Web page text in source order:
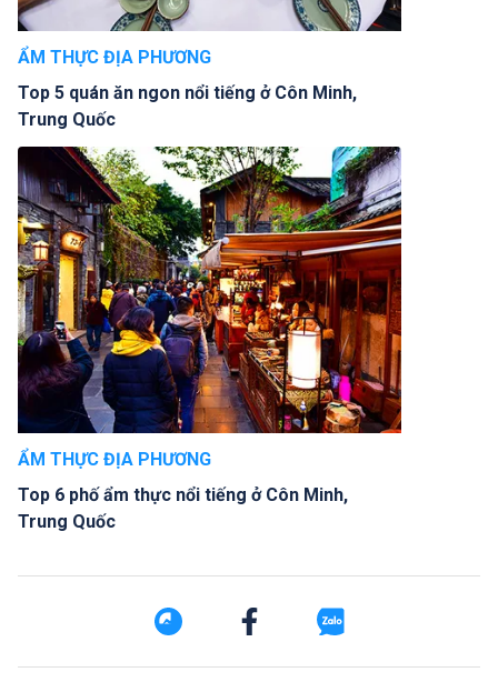
ẨM THỰC ĐỊA PHƯƠNG
Top 5 quán ăn ngon nổi tiếng ở Côn Minh,
Trung Quốc
ẨM THỰC ĐỊA PHƯƠNG
Top 6 phố ẩm thực nổi tiếng ở Côn Minh,
Trung Quốc